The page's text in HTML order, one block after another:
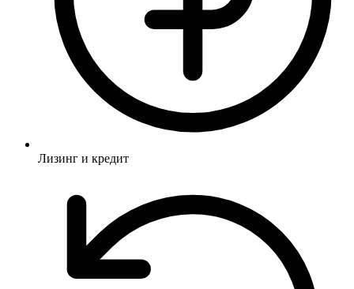
Лизинг и кредит